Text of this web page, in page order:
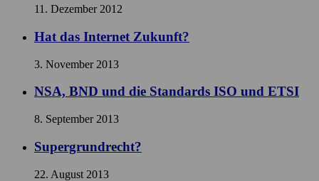
11. Dezember 2012
Hat das Internet Zukunft?
3. November 2013
NSA, BND und die Standards ISO und ETSI
8. September 2013
Supergrundrecht?
22. August 2013